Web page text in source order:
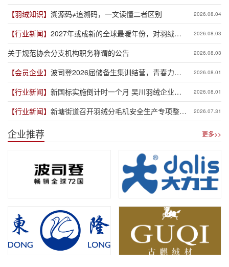
【羽绒知识】 溯源码≠追溯码，一文读懂二者区别 2026.08.04
【行业新闻】 2027年或成新的全球最暖年份，对羽绒产
业有何影响？
2026.08.03
关于规范协会分支机构职务称谓的公告 2026.08.03
【会员企业】 波司登2026届储备生集训结营，青春力量
赋能品牌新程
2026.08.01
【行业新闻】 新国标实施倒计时一个月 吴川羽绒企业集
体“抢跑”新规
2026.08.01
【行业新闻】 新塘街道召开羽绒分毛机安全生产专项整治
推进会
2026.07.31
企业推荐 更多>>